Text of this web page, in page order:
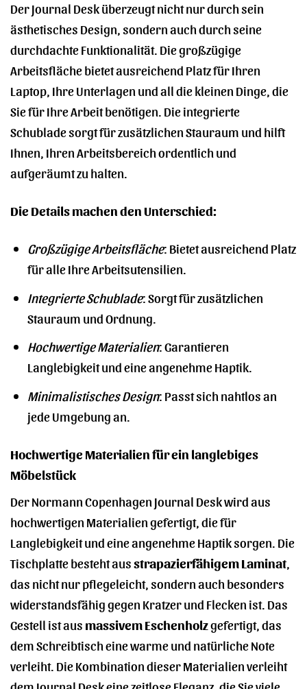
Der Journal Desk überzeugt nicht nur durch sein
ästhetisches Design, sondern auch durch seine
durchdachte Funktionalität. Die großzügige
Arbeitsfläche bietet ausreichend Platz für Ihren
Laptop, Ihre Unterlagen und all die kleinen Dinge, die
Sie für Ihre Arbeit benötigen. Die integrierte
Schublade sorgt für zusätzlichen Stauraum und hilft
Ihnen, Ihren Arbeitsbereich ordentlich und
aufgeräumt zu halten.
Die Details machen den Unterschied:
Großzügige Arbeitsfläche: Bietet ausreichend Platz
für alle Ihre Arbeitsutensilien.
Integrierte Schublade: Sorgt für zusätzlichen
Stauraum und Ordnung.
Hochwertige Materialien: Garantieren
Langlebigkeit und eine angenehme Haptik.
Minimalistisches Design: Passt sich nahtlos an
jede Umgebung an.
Hochwertige Materialien für ein langlebiges
Möbelstück
Der Normann Copenhagen Journal Desk wird aus
hochwertigen Materialien gefertigt, die für
Langlebigkeit und eine angenehme Haptik sorgen. Die
Tischplatte besteht ausstrapazierfähigem Laminat,
das nicht nur pflegeleicht, sondern auch besonders
widerstandsfähig gegen Kratzer und Flecken ist. Das
Gestell ist aus massivem Eschenholzgefertigt, das
dem Schreibtisch eine warme und natürliche Note
verleiht. Die Kombination dieser Materialien verleiht